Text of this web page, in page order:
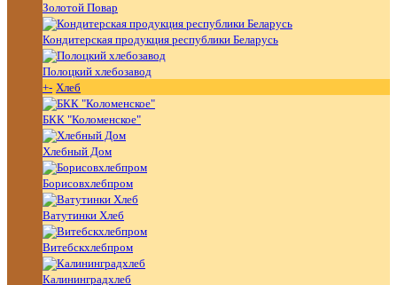
Золотой Повар
Кондитерская продукция республики Беларусь
Полоцкий хлебозавод
+- Хлеб
БКК "Коломенское"
Хлебный Дом
Борисовхлебпром
Ватутинки Хлеб
Витебскхлебпром
Калининградхлеб